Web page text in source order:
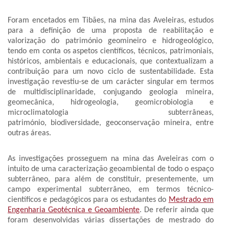
Foram encetados em Tibães, na mina das Aveleiras, estudos
para a definição de uma proposta de reabilitação e
valorização do património geomineiro e hidrogeológico,
tendo em conta os aspetos científicos, técnicos, patrimoniais,
históricos, ambientais e educacionais, que contextualizam a
contribuição para um novo ciclo de sustentabilidade. Esta
investigação revestiu-se de um carácter singular em termos
de multidisciplinaridade, conjugando geologia mineira,
geomecânica, hidrogeologia, geomicrobiologia e
microclimatologia subterrâneas,
património, biodiversidade, geoconservação mineira, entre
outras áreas.
As investigações prosseguem na mina das Aveleiras com o
intuito de uma caracterização geoambiental de todo o espaço
subterrâneo, para além de constituir, presentemente, um
campo experimental subterrâneo, em termos técnico-
científicos e pedagógicos para os estudantes do Mestrado em
Engenharia Geotécnica e Geoambiente. De referir ainda que
foram desenvolvidas várias dissertações de mestrado do